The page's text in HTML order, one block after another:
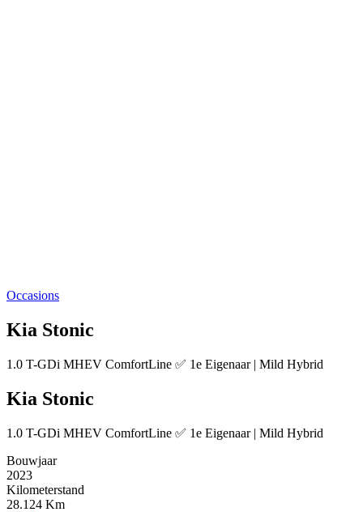
Occasions
Kia Stonic
1.0 T-GDi MHEV ComfortLine ✅ 1e Eigenaar | Mild Hybrid
Kia Stonic
1.0 T-GDi MHEV ComfortLine ✅ 1e Eigenaar | Mild Hybrid
Bouwjaar
2023
Kilometerstand
28.124 Km